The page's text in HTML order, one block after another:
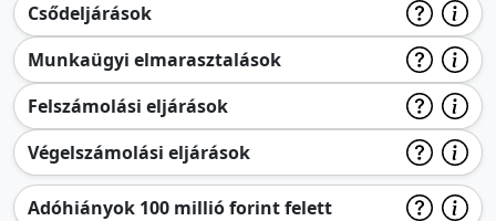
Csődeljárások
Munkaügyi elmarasztalások
Felszámolási eljárások
Végelszámolási eljárások
Adóhiányok 100 millió forint felett